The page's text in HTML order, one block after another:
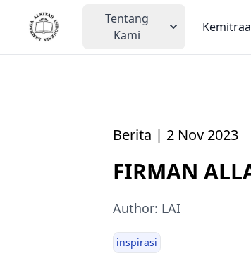
Tentang
Kami
Berita | 2 Nov 2023
FIRMAN
Author: LAI
inspirasi